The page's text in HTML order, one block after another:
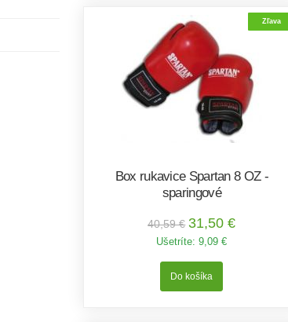
Zľava
Box rukavice Spartan 8 OZ -
sparingové
40,59 € 31,50 €
Ušetríte:9,09 €